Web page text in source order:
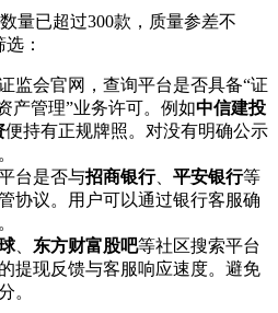
数量已超过300款，质量参差不
：
监会官网，查询平台是否具备“证
产管理”业务许可。例如中信建投
便持有正规牌照。对没有明确公示
台是否与招商银行、 平安银行等
协议。用户可以通过银行客服确
、 东方财富股吧等社区搜索平台
提现反馈与客服响应速度。避免
。